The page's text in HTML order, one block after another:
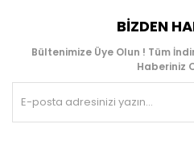
BIZDEN
Bültenimize Üye Olun ! Tüm
Haberiniz